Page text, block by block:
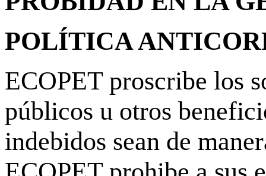
POLÍTICA
ECOPET proscribe los
públicos u otros
indebidos sean de